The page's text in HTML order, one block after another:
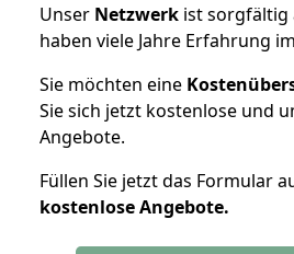
Unser Netzwerk ist sorgfältig
haben viele Jahre Erfahrung
Sie möchten eine
Sie sich jetzt kostenlose und
Angebote.
Füllen Sie jetzt das Formular
kostenloseAngebote.